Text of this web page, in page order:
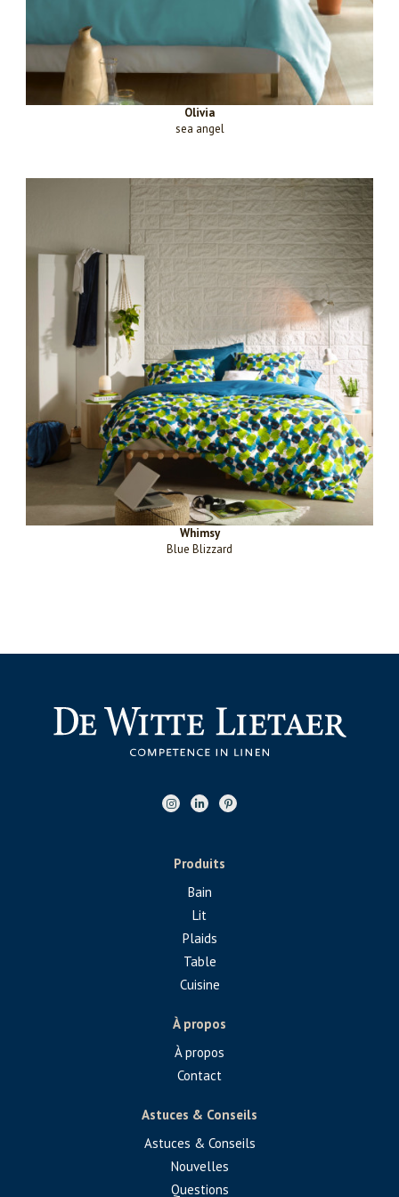
Olivia
sea angel
Whimsy
Blue Blizzard
Produits
Bain
Lit
Plaids
Table
Cuisine
À propos
À propos
Contact
Astuces & Conseils
Astuces & Conseils
Nouvelles
Questions